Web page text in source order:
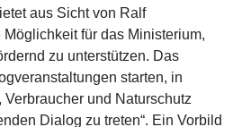
aus Sicht von Ralf
für das Ministerium,
zu unterstützen. Das
starten, in
Verbraucher und Naturschutz
Dialog zu treten“. Ein Vorbild